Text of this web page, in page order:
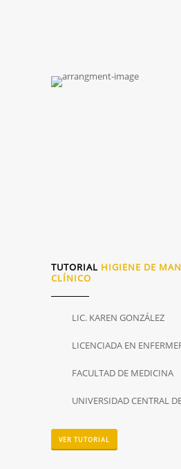
TUTORIAL HIGIENE DE
CLÍNICO
LIC. KAREN GONZÁLEZ
LICENCIADA EN
FACULTAD DE MEDICINA
UNIVERSIDAD CENTRAL
VER TUTORIAL